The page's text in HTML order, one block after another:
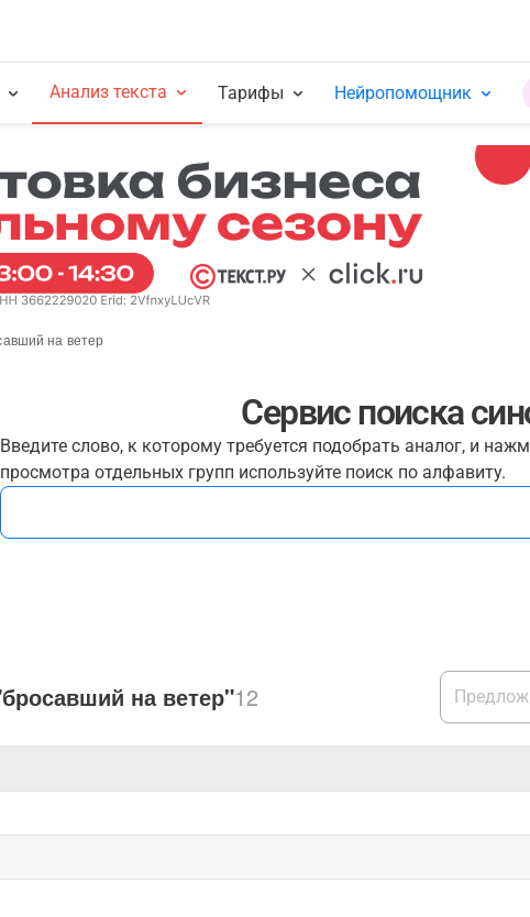
Анализ текста Тарифы Нейропомощник
на ветер
Сервис поиска
Введите слово, к которому требуется подобрать аналог, и
просмотра отдельных групп используйте поиск по алфавиту.
на ветер"12